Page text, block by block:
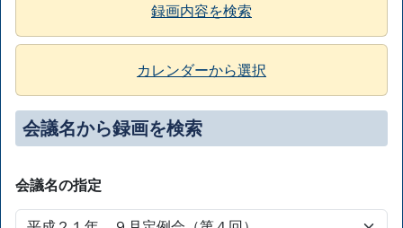
録画内容を検索
カレンダーから選択
会議名から録画を検索
会議名の指定